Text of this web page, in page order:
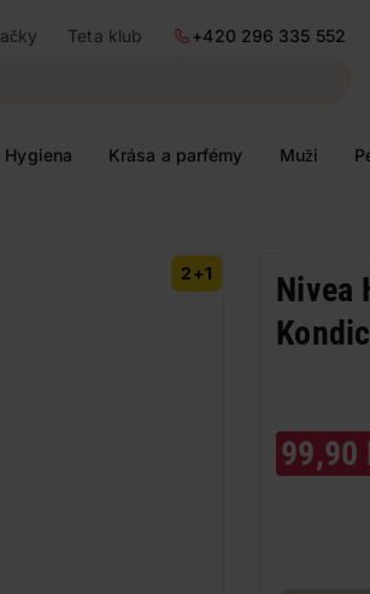
Teta klub
+420 296 335 552
Hygiena Krása a parfémy Muži
2+1
Nivea
99,90